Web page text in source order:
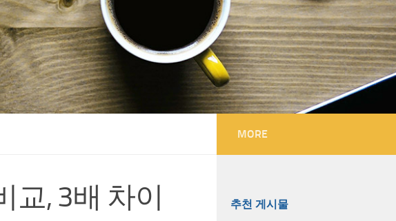
교, 3배 차이
MORE
추천 게시물